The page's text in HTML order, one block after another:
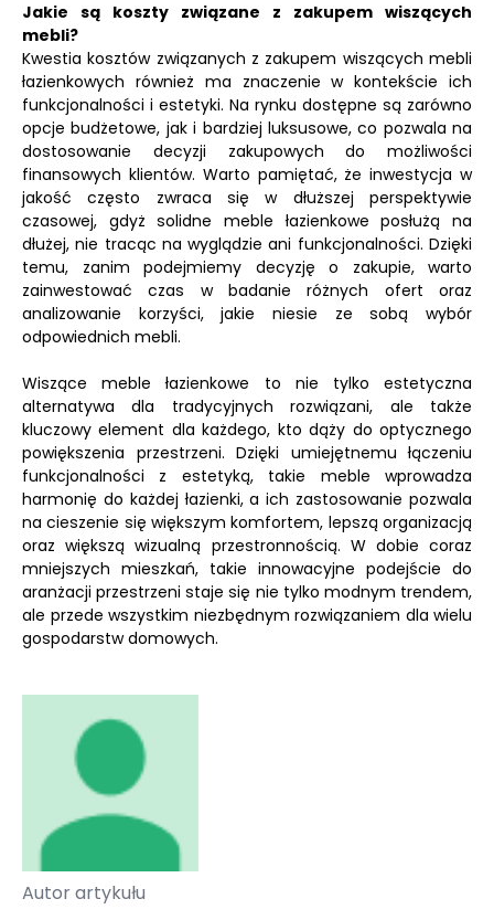
Jakie są koszty związane z zakupem wiszących
mebli?
Kwestia kosztów związanych z zakupem wiszących mebli
łazienkowych również ma znaczenie w kontekście ich
funkcjonalności i estetyki. Na rynku dostępne są zarówno
opcje budżetowe, jak i bardziej luksusowe, co pozwala na
dostosowanie decyzji zakupowych do możliwości
finansowych klientów. Warto pamiętać, że inwestycja w
jakość często zwraca się w dłuższej perspektywie
czasowej, gdyż solidne meble łazienkowe posłużą na
dłużej, nie tracąc na wyglądzie ani funkcjonalności. Dzięki
temu, zanim podejmiemy decyzję o zakupie, warto
zainwestować czas w badanie różnych ofert oraz
analizowanie korzyści, jakie niesie ze sobą wybór
odpowiednich mebli.
Wiszące meble łazienkowe to nie tylko estetyczna
alternatywa dla tradycyjnych rozwiązani, ale także
kluczowy element dla każdego, kto dąży do optycznego
powiększenia przestrzeni. Dzięki umiejętnemu łączeniu
funkcjonalności z estetyką, takie meble wprowadza
harmonię do każdej łazienki, a ich zastosowanie pozwala
na cieszenie się większym komfortem, lepszą organizacją
oraz większą wizualną przestronnością. W dobie coraz
mniejszych mieszkań, takie innowacyjne podejście do
aranżacji przestrzeni staje się nie tylko modnym trendem,
ale przede wszystkim niezbędnym rozwiązaniem dla wielu
gospodarstw domowych.
Autor artykułu